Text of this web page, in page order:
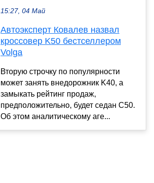
15:27, 04 Май
Автоэксперт Ковалев назвал
кроссовер K50 бестселлером
Volga
Вторую строчку по популярности
может занять внедорожник K40, а
замыкать рейтинг продаж,
предположительно, будет седан C50.
Об этом аналитическому аге...